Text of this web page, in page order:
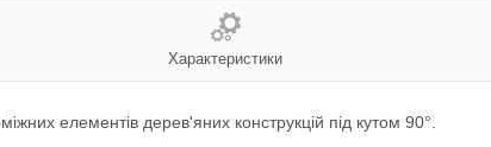
Характеристики
елементів дерев'яних конструкцій під кутом 90°.